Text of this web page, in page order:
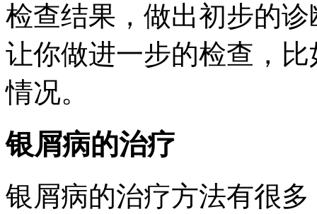
检查结果，做出初步的
让你做进一步的检查，
情况。
银屑病的治疗
银屑病的治疗方法有很